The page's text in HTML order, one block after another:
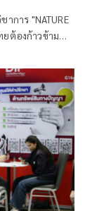
ชิงบวก
การ "NATURE
ยต้องก้าวข้าม
งแวดล้อม พลิก
ยนต์เศรษฐกิจ